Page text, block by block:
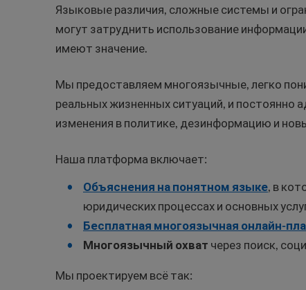
Языковые различия, сложные системы и
могут затруднить использование
имеют значение.
Мы предоставляем многоязычные, легко
реальных жизненных ситуаций, и постоянно
изменения в политике, дезинформацию и
Наша платформа включает:
Объяснения на понятном языке, в
юридических процессах и основных
Бесплатная многоязычная онлайн-
Многоязычный охват через поиск,
Мы проектируем всё так: